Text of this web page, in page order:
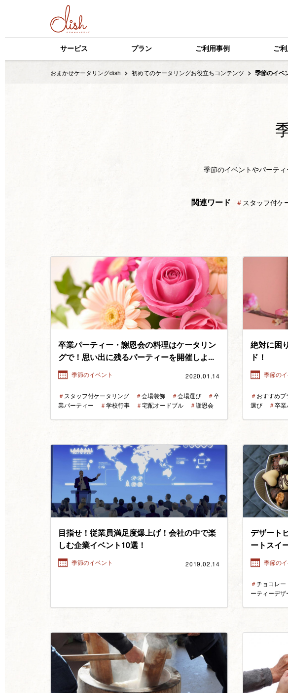
サービス プラン ご利用事例 ご
おまかせケータリングdish 初めてのケータリングお役立ちコンテンツ 季節のイベ
季節のイベントやパーテ
関連ワード ＃ スタッフ付ケ
卒業パーティー・謝恩会の料理はケータリン
グで！思い出に残るパーティーを開催しよ...
季節のイベント 2020.01.14
＃ スタッフ付ケータリング ＃会場装飾 ＃会場選び ＃卒
業パーティー
＃学校行事 ＃宅配オードブル ＃謝恩会
絶対に困
ド！
季節のイ
＃おすすめプ
選び
＃卒業
目指せ！従業員満足度爆上げ！会社の中で楽
しむ企業イベント10選！
季節のイベント 2019.02.14
デザート
ートスイ
季節のイ
＃チョコレー
ーティーデザ